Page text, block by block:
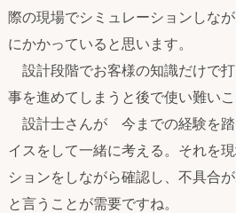
際の現場でシミュレーションしな
にかかっていると思います。
設計段階でお客様の知識だけで
事を進めてしまうと後で使い難いこ
設計士さんが 今までの経験を踏
イスをして一緒に考える。それを
ションをしながら確認し、不具合
と言うことが需要ですね。